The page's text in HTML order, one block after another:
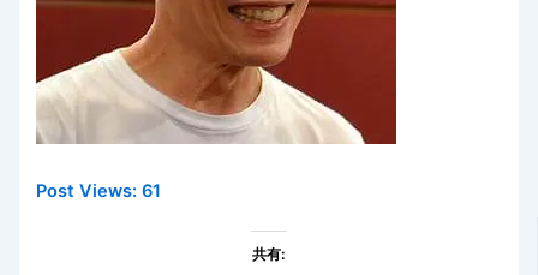
Post Views: 61
共有: